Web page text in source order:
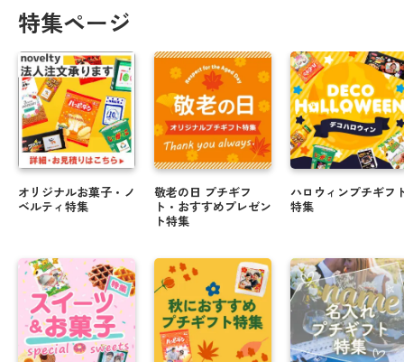
特集ページ
オリジナルお菓子・ノ
ベルティ特集
敬老の日 プチギフ
ト・おすすめプレゼン
ト特集
ハロウィンプチギフ
特集